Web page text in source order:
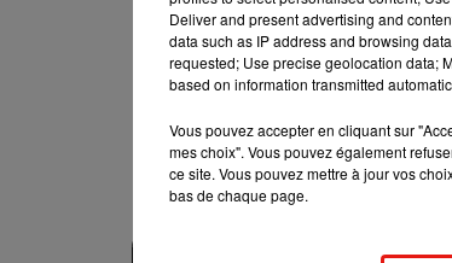
Deliver and present advertising and
data such as IP address and browsing
requested; Use precise geolocation data;
based on information transmitted
Vous pouvez accepter en cliquant sur
mes choix". Vous pouvez également
ce site. Vous pouvez mettre à jour vos
bas de chaque page.